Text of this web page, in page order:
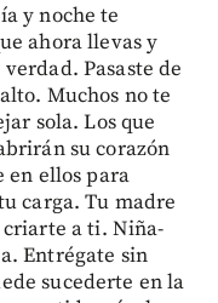
y noche te
ahora llevas y
Pasaste de
Muchos no te
sola. Los que
su corazón
en ellos para
carga. Tu madre
a ti. Niña-
Entrégate sin
sucederte en la